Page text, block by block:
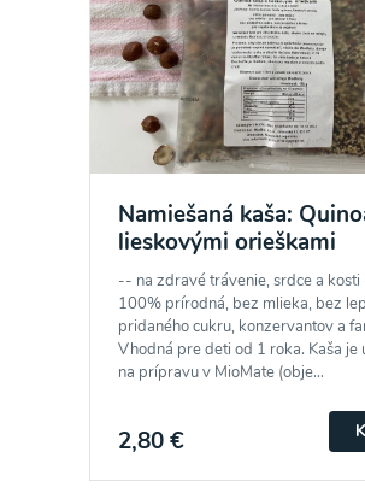
Namiešaná kaša:
lieskovými orieškami
-- na zdravé trávenie, srdce a
100% prírodná, bez mlieka, bez
pridaného cukru, konzervantov a
Vhodná pre deti od 1 roka. Kaša je
na prípravu v MioMate (obje...
2,80 €